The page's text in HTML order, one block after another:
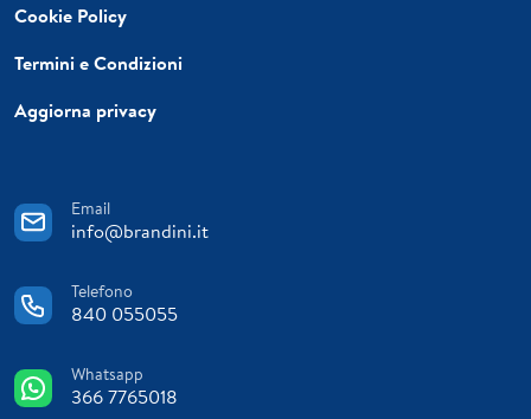
Cookie Policy
Termini e Condizioni
Aggiorna privacy
Email
info@brandini.it
Telefono
840 055055
Whatsapp
366 7765018